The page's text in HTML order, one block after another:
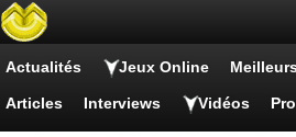
Actualités Jeux Online
Articles Interviews Vidéos